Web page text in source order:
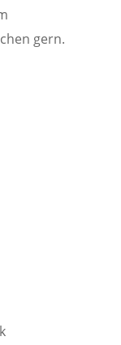
gern.